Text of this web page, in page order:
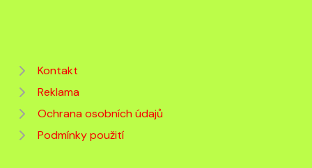
Kontakt
Reklama
Ochrana osobních údajů
Podmínky použití